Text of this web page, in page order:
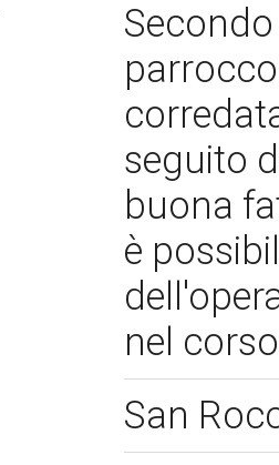
seguito
buona
è
nel
San